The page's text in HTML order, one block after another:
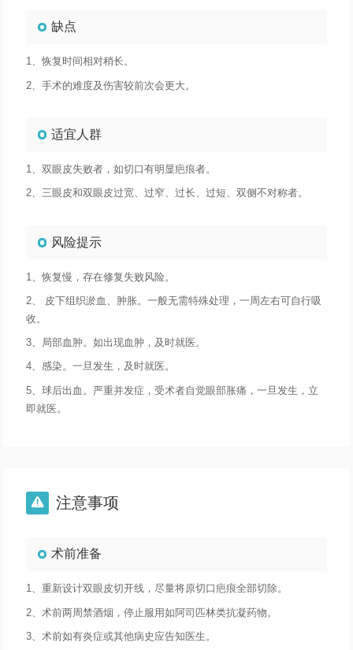
缺点
1、恢复时间相对稍长。
2、手术的难度及伤害较前次会更大。
适宜人群
1、双眼皮失败者，如切口有明显疤痕者。
2、三眼皮和双眼皮过宽、过窄、过长、过短、双侧不对称者。
风险提示
1、恢复慢，存在修复失败风险。
2、 皮下组织淤血、肿胀。一般无需特殊处理，一周左右可自行吸
收。
3、局部血肿。如出现血肿，及时就医。
4、感染。一旦发生，及时就医。
5、球后出血。严重并发症，受术者自觉眼部胀痛，一旦发生，立
即就医。
 注意事项
术前准备
1、重新设计双眼皮切开线，尽量将原切口疤痕全部切除。
2、术前两周禁酒烟，停止服用如阿司匹林类抗凝药物。
3、术前如有炎症或其他病史应告知医生。